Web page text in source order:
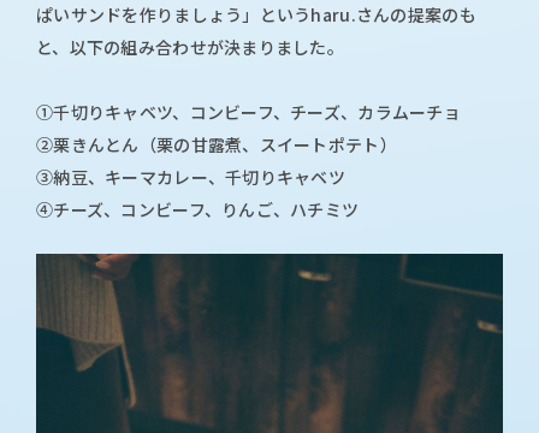
ぱいサンドを作りましょう」というharu.さんの提案のも
と、以下の組み合わせが決まりました。
①千切りキャベツ、コンビーフ、チーズ、カラムーチョ
②栗きんとん（栗の甘露煮、スイートポテト）
③納豆、キーマカレー、千切りキャベツ
④チーズ、コンビーフ、りんご、ハチミツ